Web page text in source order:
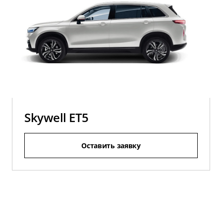
Skywell ET5
Оставить заявку